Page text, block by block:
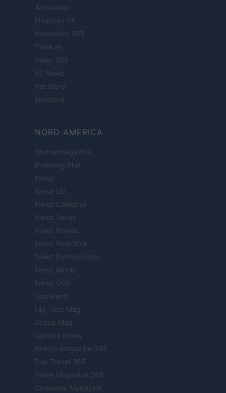
Actualidad
Finanzas 24
Investindo 365
Think.es
Viajar 365
ES Newz
Pet Story
Encocina
NORD AMERICA
Womanmagazine
Investing Plus
Newz
Newz US
Newz California
Newz Texas
Newz Florida
Newz New York
Newz Pennsylvania
Newz Illinois
Newz Ohio
Gameland
Hig Tech Mag
Scoop Mag
Lgbtqia News
Motors Magazine 365
Day Travel 365
Home Magazine 365
Cineverse Magazine